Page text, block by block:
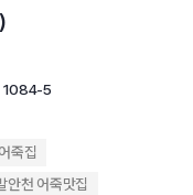
1084-5
죽집
안천 어죽맛집